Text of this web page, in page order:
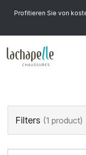
Profitieren Sie von
Startseite>Jungen
Riemchen
Filters (1 product)